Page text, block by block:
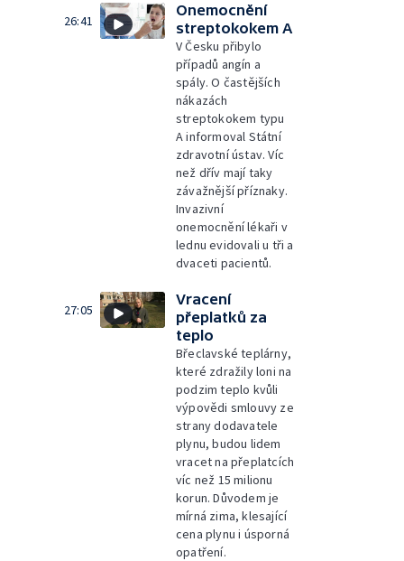
26:41
Onemocnění
streptokokem A
V Česku přibylo
případů angín a
spály. O častějších
nákazách
streptokokem typu
A informoval Státní
zdravotní ústav. Víc
než dřív mají taky
závažnější příznaky.
Invazivní
onemocnění lékaři v
lednu evidovali u tři a
dvaceti pacientů.
27:05
Vracení
přeplatků za
teplo
Břeclavské teplárny,
které zdražily loni na
podzim teplo kvůli
výpovědi smlouvy ze
strany dodavatele
plynu, budou lidem
vracet na přeplatcích
víc než 15 milionu
korun. Důvodem je
mírná zima, klesající
cena plynu i úsporná
opatření.